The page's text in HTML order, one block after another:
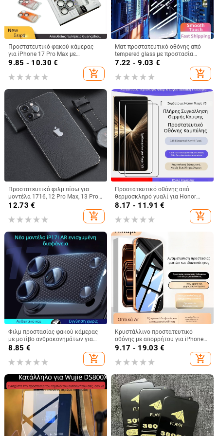
Προστατευτικό φακού κάμερας
για iPhone 17 Pro Max με
ενσωματωμένο φακό, 3D φιλμ
9.85 - 10.30 €
add_shopping_cart
Ματ προστατευτικό οθόνης από
tempered glass με προστασία
ιδιωτικότητας για iPhone 14 Pro,
14 Pro Max και 14 Max, με πλέγμα
προστασίας από σκόνη
7.22 - 9.03 €
add_shopping_cart
Προστατευτικό φιλμ πίσω για
μοντέλα 1716, 12 Pro Max, 13 Pro
Max, 14 υφή δέρματος, 15 πίσω
12.73 €
add_shopping_cart
Προστατευτικό οθόνης από
θερμοσκληρό γυαλί για Honor
Magic V5 και V3 – πλήρους
επικόλλησης, HD, UV επίστρωση,
anti-peep
8.17 - 11.91 €
add_shopping_cart
Φιλμ προστασίας φακού κάμερας
με μοτίβο ανθρακονημάτων για
iPhone 17 Pro Max — Αντοχή σε
8.85 €
add_shopping_cart
Κρυστάλλινο προστατευτικό
οθόνης με απορρήτου για iPhone
14 Pro, 13 Pro, 15, 16 Pro και 17
9.17 - 19.03 €
add_shopping_cart